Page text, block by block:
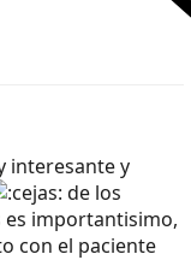
interesante y
de los
es importantisimo,
con el paciente